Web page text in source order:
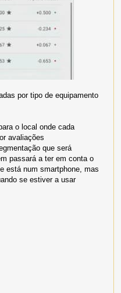
por tipo de equipamento
o local onde cada
avaliações
que será
passará a ter em conta o
está num smartphone, mas
se estiver a usar